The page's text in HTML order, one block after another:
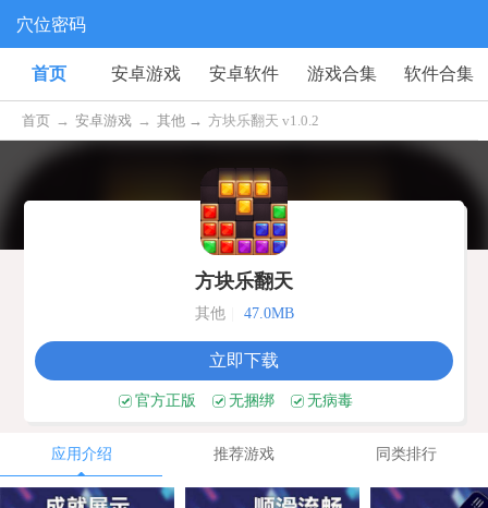
穴位密码
首页 安卓游戏 安卓软件 游戏合集 软件合集
首页 → 安卓游戏 → 其他 → 方块乐翻天 v1.0.2
方块乐翻天
其他 47.0MB
立即下载
官方正版 无捆绑 无病毒
应用介绍 推荐游戏 同类排行